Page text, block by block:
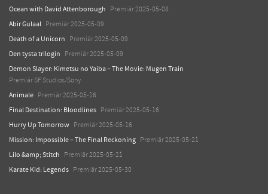
Ocean with David Attenborough Premiär 2025-05-08
Abir Gulaal Premiär 2025-05-09
Death of a Unicorn Premiär 2025-05-09
Den tysta trilogin Premiär 2025-05-09
Demon Slayer: Kimetsu no Yaiba – The Movie: Mugen Train
Premiär SF Studios/Sony
Animale Premiär 2025-05-16
Final Destination: Bloodlines Premiär 2025-05-16
Hurry Up Tomorrow Premiär 2025-05-16
Mission: Impossible – The Final Reckoning Premiär 2025-05-21
Lilo &amp; Stitch Premiär 2025-05-21
Karate Kid: Legends Premiär 2025-05-30